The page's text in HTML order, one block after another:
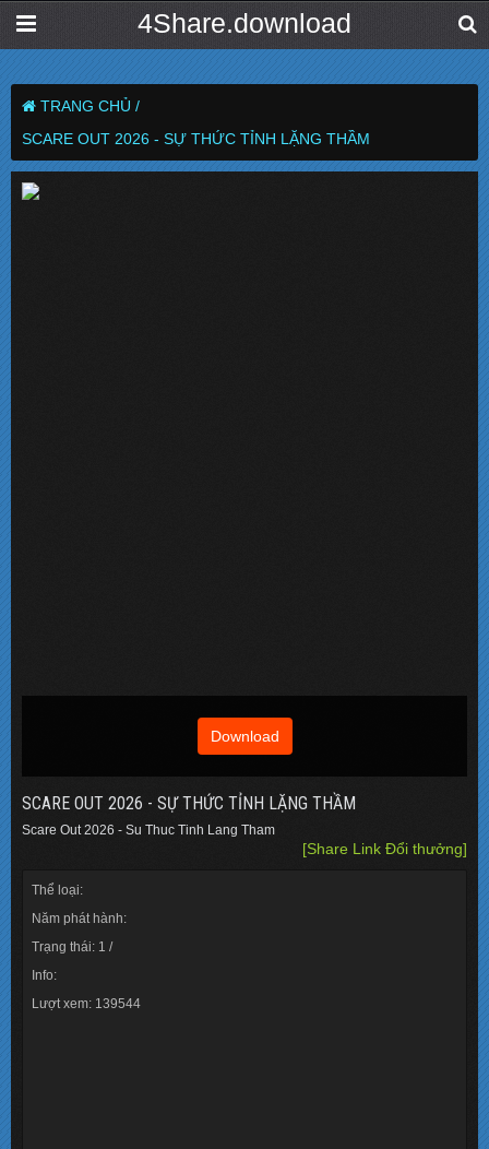
4Share.download
TRANG CHỦ /
SCARE OUT 2026 - SỰ THỨC TỈNH LẶNG THẦM
Download
SCARE OUT 2026 - SỰ THỨC TỈNH LẶNG THẦM
Scare Out 2026 - Su Thuc Tinh Lang Tham
[Share Link Đổi thưởng]
Thể loại:
Năm phát hành:
Trạng thái: 1 /
Info:
Lượt xem: 139544